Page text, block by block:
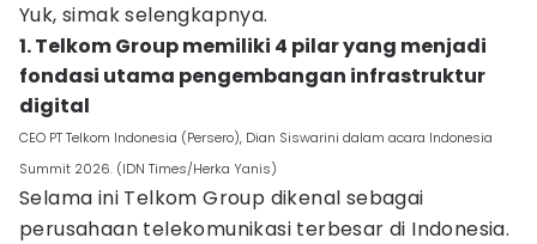
Yuk, simak selengkapnya.
1. Telkom Group memiliki 4 pilar yang menjadi
fondasi utama pengembangan infrastruktur
digital
CEO PT Telkom Indonesia (Persero), Dian Siswarini dalam acara Indonesia
Summit 2026. (IDN Times/Herka Yanis)
Selama ini Telkom Group dikenal sebagai
perusahaan telekomunikasi terbesar di Indonesia.